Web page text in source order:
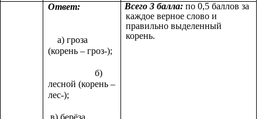
Ответ:
а) гроза
(корень – гроз-);
б)
лесной (корень –
лес-);
в) берёза
Всего 3 балла: по 0,5 баллов за
каждое верное слово и
правильно выделенный
корень.